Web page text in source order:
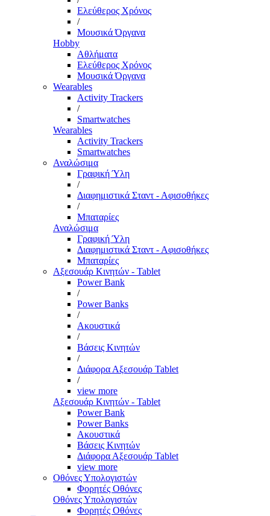
Ελεύθερος Χρόνος
/
Μουσικά Όργανα
Hobby
Αθλήματα
Ελεύθερος Χρόνος
Μουσικά Όργανα
Wearables
Activity Trackers
/
Smartwatches
Wearables
Activity Trackers
Smartwatches
Αναλώσιμα
Γραφική Ύλη
/
Διαφημιστικά Σταντ - Αφισοθήκες
/
Μπαταρίες
Αναλώσιμα
Γραφική Ύλη
Διαφημιστικά Σταντ - Αφισοθήκες
Μπαταρίες
Αξεσουάρ Κινητών - Tablet
Power Bank
/
Power Banks
/
Ακουστικά
/
Βάσεις Κινητών
/
Διάφορα Αξεσουάρ Tablet
/
view more
Αξεσουάρ Κινητών - Tablet
Power Bank
Power Banks
Ακουστικά
Βάσεις Κινητών
Διάφορα Αξεσουάρ Tablet
view more
Οθόνες Υπολογιστών
Φορητές Οθόνες
Οθόνες Υπολογιστών
Φορητές Οθόνες